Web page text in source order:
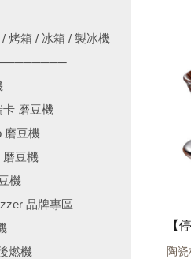
烤箱 / 冰箱 / 製冰機
卡 磨豆機
磨豆機
磨豆機
機
品牌專區
燃機
陶